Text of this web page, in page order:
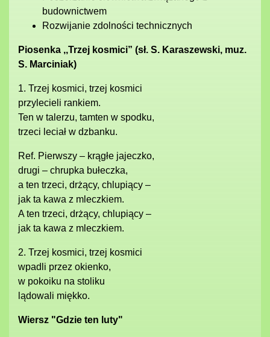
budownictwem
Rozwijanie zdolności technicznych
Piosenka ,,Trzej kosmici” (sł. S. Karaszewski, muz.
S. Marciniak)
1. Trzej kosmici, trzej kosmici
przylecieli rankiem.
Ten w talerzu, tamten w spodku,
trzeci leciał w dzbanku.
Ref. Pierwszy – krągłe jajeczko,
drugi – chrupka bułeczka,
a ten trzeci, drżący, chlupiący –
jak ta kawa z mleczkiem.
A ten trzeci, drżący, chlupiący –
jak ta kawa z mleczkiem.
2. Trzej kosmici, trzej kosmici
wpadli przez okienko,
w pokoiku na stoliku
lądowali miękko.
Wiersz "Gdzie ten luty"